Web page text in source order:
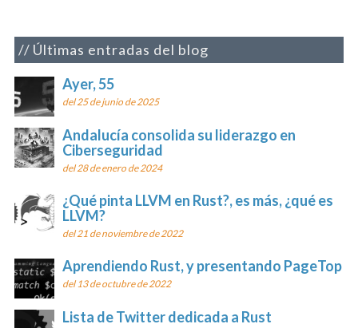
Últimas entradas del blog
Ayer, 55
del 25 de junio de 2025
Andalucía consolida su liderazgo en
Ciberseguridad
del 28 de enero de 2024
¿Qué pinta LLVM en Rust?, es más, ¿qué es
LLVM?
del 21 de noviembre de 2022
Aprendiendo Rust, y presentando PageTop
del 13 de octubre de 2022
Lista de Twitter dedicada a Rust